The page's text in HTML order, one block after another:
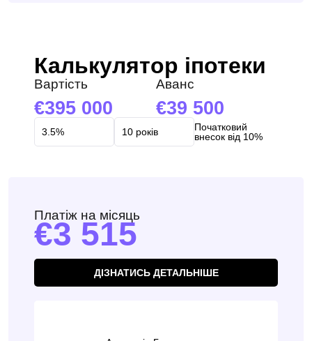
Калькулятор іпотеки
Вартість
395 000
Аванс
39 500
Початковий
внесок від 10%
Платіж на місяць
3 515
ДІЗНАТИСЬ ДЕТАЛЬНІШЕ